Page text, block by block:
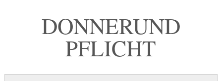
DONNER UND
PFLICHT